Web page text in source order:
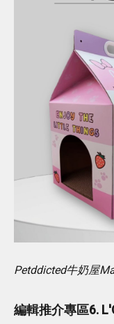
Petddicted牛奶屋
編輯推介專區6.